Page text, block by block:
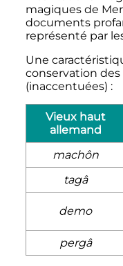
magiques de
documents
représenté par
Une
conservation des
(inaccentuées) :
Vieux haut
allemand
machôn
tagâ
demo
pergâ